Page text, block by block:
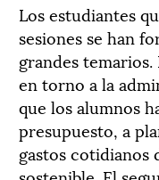
Los estudiantes
sesiones se han
grandes
en torno a la
que los alumnos
presupuesto, a
gastos cotidianos